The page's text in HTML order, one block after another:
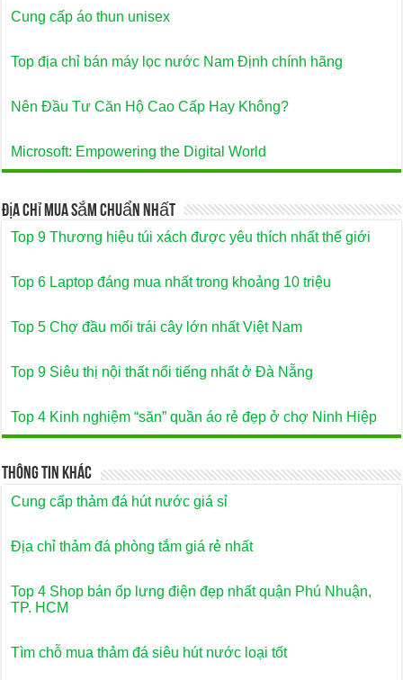
Cung cấp áo thun unisex
Top địa chỉ bán máy lọc nước Nam Định chính hãng
Nên Đầu Tư Căn Hộ Cao Cấp Hay Không?
Microsoft: Empowering the Digital World
Địa Chỉ Mua Sắm Chuẩn Nhất
Top 9 Thương hiệu túi xách được yêu thích nhất thế giới
Top 6 Laptop đáng mua nhất trong khoảng 10 triệu
Top 5 Chợ đầu mối trái cây lớn nhất Việt Nam
Top 9 Siêu thị nội thất nổi tiếng nhất ở Đà Nẵng
Top 4 Kinh nghiệm “săn” quần áo rẻ đẹp ở chợ Ninh Hiệp
Thông Tin Khác
Cung cấp thảm đá hút nước giá sỉ
Địa chỉ thảm đá phòng tắm giá rẻ nhất
Top 4 Shop bán ốp lưng điện đẹp nhất quận Phú Nhuận,
TP. HCM
Tìm chỗ mua thảm đá siêu hút nước loại tốt